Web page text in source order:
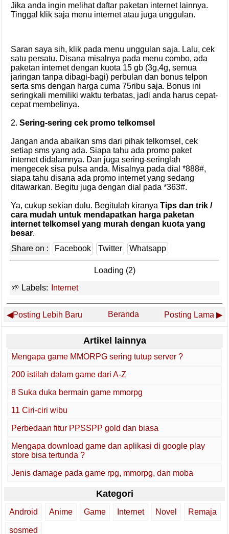
Jika anda ingin melihat daftar paketan internet lainnya.
Tinggal klik saja menu internet atau juga unggulan.
Saran saya sih, klik pada menu unggulan saja. Lalu, cek
satu persatu. Disana misalnya pada menu combo, ada
paketan internet dengan kuota 15 gb (3g,4g, semua
jaringan tanpa dibagi-bagi) perbulan dan bonus telpon
serta sms dengan harga cuma 75ribu saja. Bonus ini
seringkali memiliki waktu terbatas, jadi anda harus cepat-
cepat membelinya.
2. Sering-sering cek promo telkomsel
Jangan anda abaikan sms dari pihak telkomsel, cek
setiap sms yang ada. Siapa tahu ada promo paket
internet didalamnya. Dan juga sering-seringlah
mengecek sisa pulsa anda. Misalnya pada dial *888#,
siapa tahu disana ada promo internet yang sedang
ditawarkan. Begitu juga dengan dial pada *363#.
Ya, cukup sekian dulu. Begitulah kiranya Tips dan trik /
cara mudah untuk mendapatkan harga paketan
internet telkomsel yang murah dengan kuota yang
besar.
Share on :
Facebook Twitter Whatsapp
Loading (2)
Labels:
Internet
Posting Lebih Baru Posting Lama
Beranda
Artikel lainnya
Mengapa game MMORPG sering tutup server ?
200 istilah dalam game dari A-Z
8 Suka duka bermain game mmorpg
11 Ciri-ciri wibu
Perbedaan fitur PPSSPP gold dan biasa
Mengapa download game dan aplikasi di google play
store bisa tertunda ?
Jenis damage pada game rpg, mmorpg, dan moba
Kategori
Android Anime Game Internet Novel Remaja
sosmed